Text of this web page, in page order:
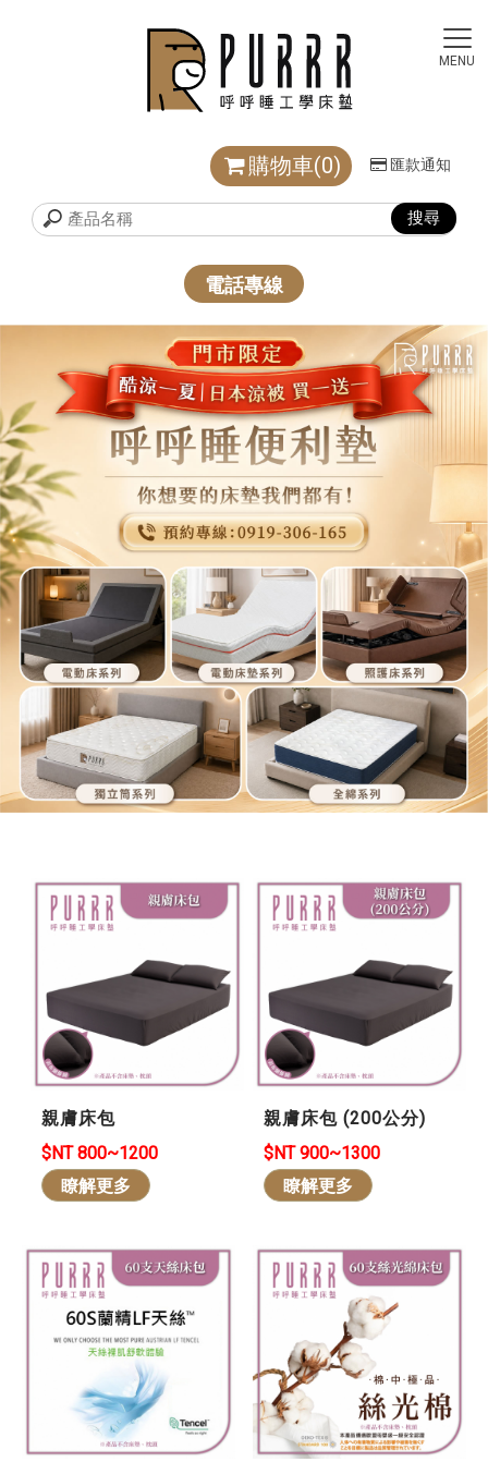
購物車(0) 匯款通知
電話專線
親膚床包
$NT 800~1200
瞭解更多
親膚床包 (200公分)
$NT 900~1300
瞭解更多